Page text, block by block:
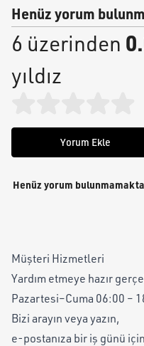
Henüz yorum
6 üzerinden
yıldız
Yorum Ekle
Henüz yorum
Müşteri Hizmetleri
Yardım etmeye hazır
Pazartesi–Cuma 06:00 –
Bizi arayın veya yazın,
e-postanıza bir iş günü